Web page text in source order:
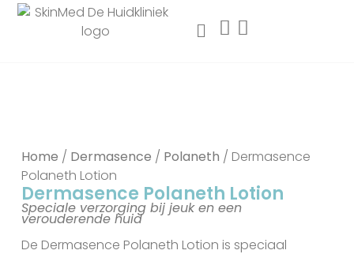
Home / Dermasence / Polaneth / Dermasence
Polaneth Lotion
Dermasence Polaneth Lotion
Speciale verzorging bij jeuk en een
verouderende huid
De Dermasence Polaneth Lotion is speciaal